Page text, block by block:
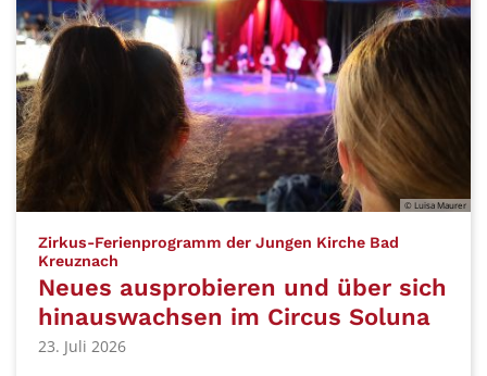
© Luisa Maurer
Zirkus-Ferienprogramm der Jungen Kirche Bad
Kreuznach
Neues ausprobieren und über sich
hinauswachsen im Circus Soluna
23. Juli 2026